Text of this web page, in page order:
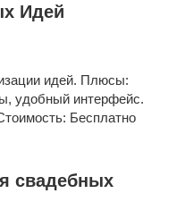
Идей
идей. Плюсы:
удобный интерфейс.
Бесплатно
свадебных